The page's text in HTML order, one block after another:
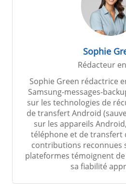
Sophie
Rédacteur
Sophie Green rédactrice
Samsung-messages-
sur les technologies de
de transfert Android
sur les appareils
téléphone et de transfert
contributions reconnues
plateformes témoignent
sa fiabilité